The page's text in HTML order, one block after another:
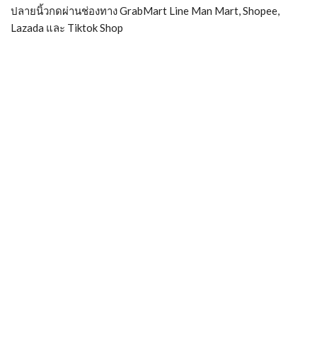
ปลายนิ้วกดผ่านช่องทาง GrabMart Line Man Mart, Shopee,
Lazada และ Tiktok Shop